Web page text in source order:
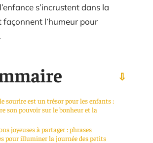
s’incrustent dans la
façonnent l’humeur pour
sourire est un trésor pour les enfants :
son pouvoir sur le bonheur et la
joyeuses à partager : phrases
pour illuminer la journée des petits